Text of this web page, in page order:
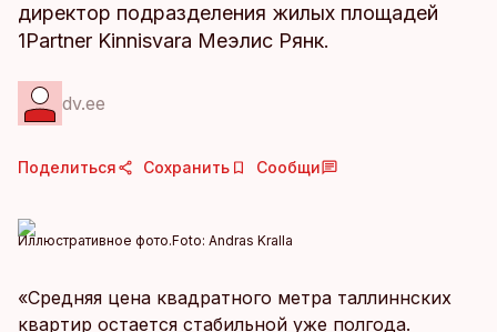
директор подразделения жилых площадей
1Partner Kinnisvara Меэлис Рянк.
dv.ee
Поделиться Сохранить Сообщи
Иллюстративное фото.Foto: Andras Kralla
«Средняя цена квадратного метра таллиннских
квартир остается стабильной уже полгода.